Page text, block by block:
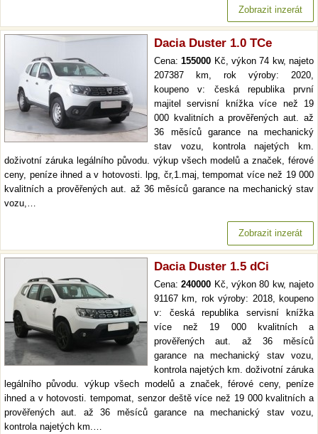
Zobrazit inzerát
Dacia Duster 1.0 TCe
Cena:155000 Kč, výkon 74 kw, najeto
207387 km, rok výroby: 2020,
koupeno v: česká republika první
majitel servisní knížka více než 19
000 kvalitních a prověřených aut. až
36 měsíců garance na mechanický
stav vozu, kontrola najetých km.
doživotní záruka legálního původu. výkup všech modelů a značek, férové
ceny, peníze ihned a v hotovosti. lpg, čr,1.maj, tempomat více než 19 000
kvalitních a prověřených aut. až 36 měsíců garance na mechanický stav
vozu,…
Zobrazit inzerát
Dacia Duster 1.5 dCi
Cena:240000 Kč, výkon 80 kw, najeto
91167 km, rok výroby: 2018, koupeno
v: česká republika servisní knížka
více než 19 000 kvalitních a
prověřených aut. až 36 měsíců
garance na mechanický stav vozu,
kontrola najetých km. doživotní záruka
legálního původu. výkup všech modelů a značek, férové ceny, peníze
ihned a v hotovosti. tempomat, senzor deště více než 19 000 kvalitních a
prověřených aut. až 36 měsíců garance na mechanický stav vozu,
kontrola najetých km.…